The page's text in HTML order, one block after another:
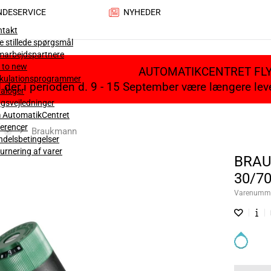
stillede spørgsmål
to new
AutomatikCentret
af varer
NYHEDER
AUTOMATIKCENTRET
der i perioden d. 9 - 15 September være længere
Braukmann
30/